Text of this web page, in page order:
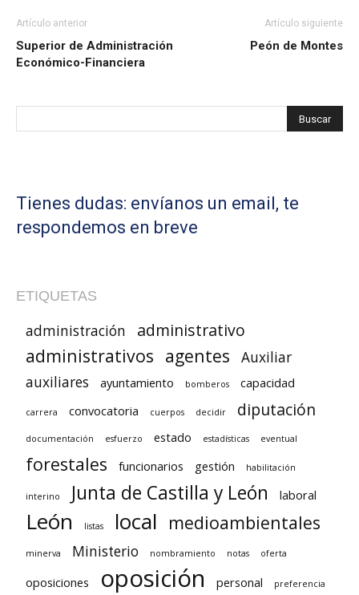
Artículo anterior
Superior de Administración
Económico-Financiera
Artículo siguiente
Peón de Montes
Tienes dudas: envíanos un email, te
respondemos en breve
ETIQUETAS
administración administrativo
administrativos agentes
Auxiliar
auxiliares
ayuntamiento bomberos capacidad
carrera convocatoria cuerpos decidir diputación
documentación esfuerzo estado estadísticas eventual
forestales funcionarios gestión habilitación
interino Junta de Castilla y León laboral
León listas local medioambientales
minerva Ministerio nombramiento notas oferta
oposiciones oposición personal preferencia